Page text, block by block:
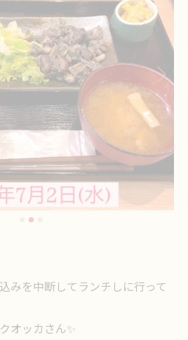
みを中断してランチしに行って
オッカさん✨